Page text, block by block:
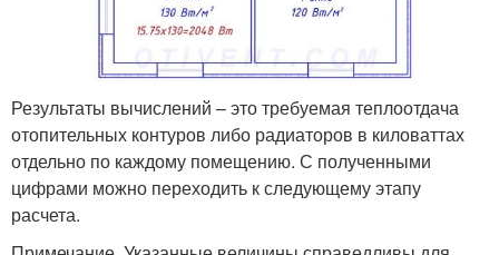
Результаты вычислений – это требуемая теплоотдача
отопительных контуров либо радиаторов в киловаттах
отдельно по каждому помещению. С полученными
цифрами можно переходить к следующему этапу
расчета.